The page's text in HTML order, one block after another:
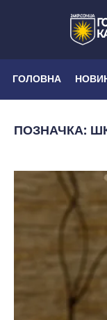
ГОЛОВНА
ПОЗНАЧКА: